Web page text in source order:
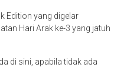
Edition yang digelar
Hari Arak ke-3 yang jatuh
di sini, apabila tidak ada